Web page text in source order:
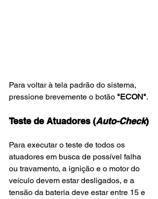
Para voltar à tela padrão do sistema,
pressione brevemente o botão "ECON".
Teste de Atuadores (Auto-Check)
Para executar o teste de todos os
atuadores em busca de possível falha
ou travamento, a ignição e o motor do
veículo devem estar desligados, e a
tensão da bateria deve estar entre 15 e